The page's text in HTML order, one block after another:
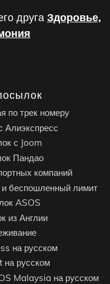
друга Здоровье,
по трек номеру
Алиэкспресс
с Joom
Пандао
компаний
беспошленный лимит
ASOS
из Англии
на русском
на русском
Malaysia на русском